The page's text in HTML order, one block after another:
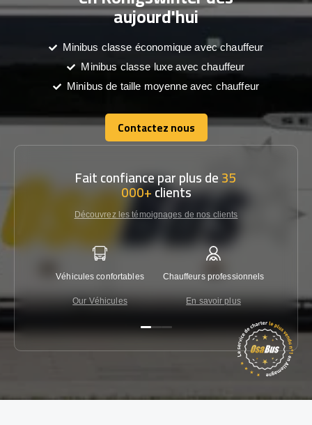
aujourd'hui
Minibus classe économique avec chauffeur
Minibus classe luxe avec chauffeur
Minibus de taille moyenne avec chauffeur
Contactez nous
Contactez nous
Fait confiance par plus de35
000+clients
Découvrez les témoignages de nos clients
Véhicules confortables
Our Véhicules
Chauffeurs professionnels
En savoir plus